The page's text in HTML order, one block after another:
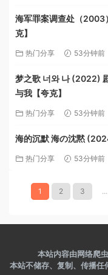
海军罪案调查处（2003
克】
热门分享 53分钟前
梦之歌 너와 나 (2022)
与我【夸克】
热门分享 53分钟前
海的沉默 海の沈黙
热门分享 53分钟前
1 2 3 ...
本站内容由网络爬
本站不储存、复制、传播